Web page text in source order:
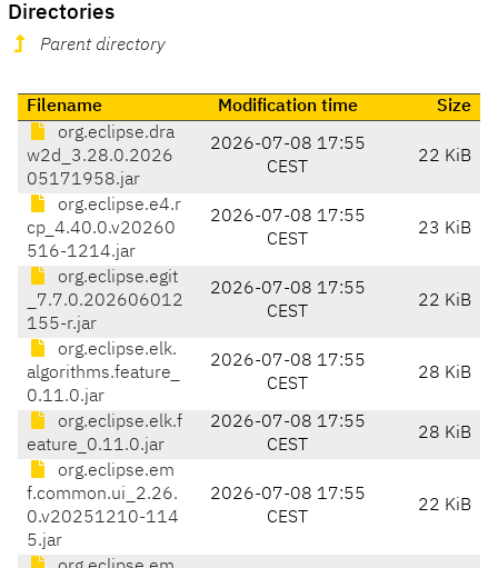
Directories
Parent directory
Filename Modification time
Size
org.eclipse.dra
w2d_3.28.0.2026
05171958.jar
2026-07-08 17:55
CEST
22 KiB
org.eclipse.e4.r
cp_4.40.0.v20260
516-1214.jar
2026-07-08 17:55
CEST
23 KiB
org.eclipse.egit
_7.7.0.202606012
155-r.jar
2026-07-08 17:55
CEST
22 KiB
org.eclipse.elk.
algorithms.feature_
0.11.0.jar
2026-07-08 17:55
CEST
28 KiB
org.eclipse.elk.f
eature_0.11.0.jar
2026-07-08 17:55
CEST
28 KiB
org.eclipse.em
f.common.ui_2.26.
0.v20251210-114
5.jar
2026-07-08 17:55
CEST
22 KiB